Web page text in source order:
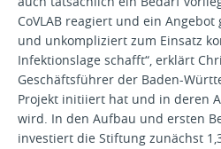
CoVLAB reagiert und ein
und unkompliziert zum Einsatz
Infektionslage schafft“, erklärt
Geschäftsführer der Baden-
Projekt initiiert hat und in deren
wird. In den Aufbau und ersten
investiert die Stiftung zunächst